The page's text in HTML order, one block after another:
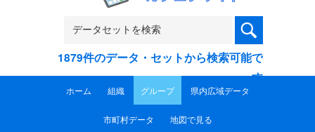
1879件のデータ・セットから検索可能で
す
ホーム 組織 グループ 県内広域データ
市町村データ 地図で見る